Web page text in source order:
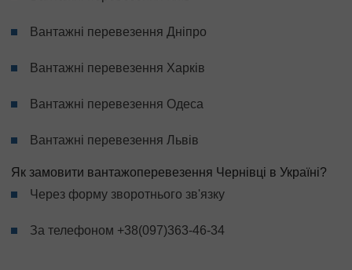
Вантажні перевезення Дніпро
Вантажні перевезення Харків
Вантажні перевезення Одеса
Вантажні перевезення Львів
Як замовити вантажоперевезення Чернівці в Україні?
Через форму зворотнього зв'язку
За телефоном +38(097)363-46-34